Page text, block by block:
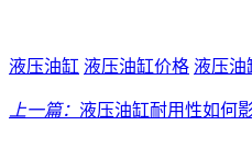
液压油缸 液压油缸价格 液压油
上一篇： 液压油缸耐用性如何